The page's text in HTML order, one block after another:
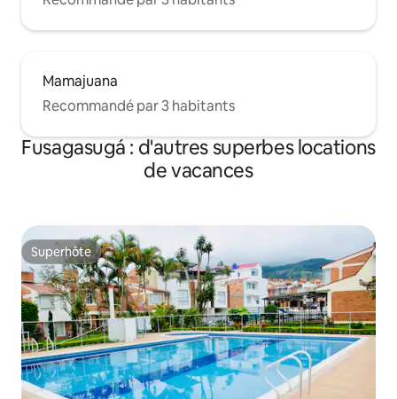
Mamajuana
Recommandé par 3 habitants
Fusagasugá : d'autres superbes locations
de vacances
Superhôte
Superhôte